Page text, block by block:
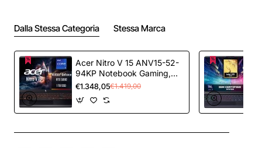
Dalla Stessa Categoria Stessa Marca
Acer Nitro V 15 ANV15-52-
94KP Notebook Gaming,
NVIDIA GeForce RTX 5060
8 GB GDDR7, Processore
Intel Core i9-13900H, Ram
16 GB DDR4, 1024 GB SSD,
Hz LED LCD, Windows 11
€1.348,05€1.419,00